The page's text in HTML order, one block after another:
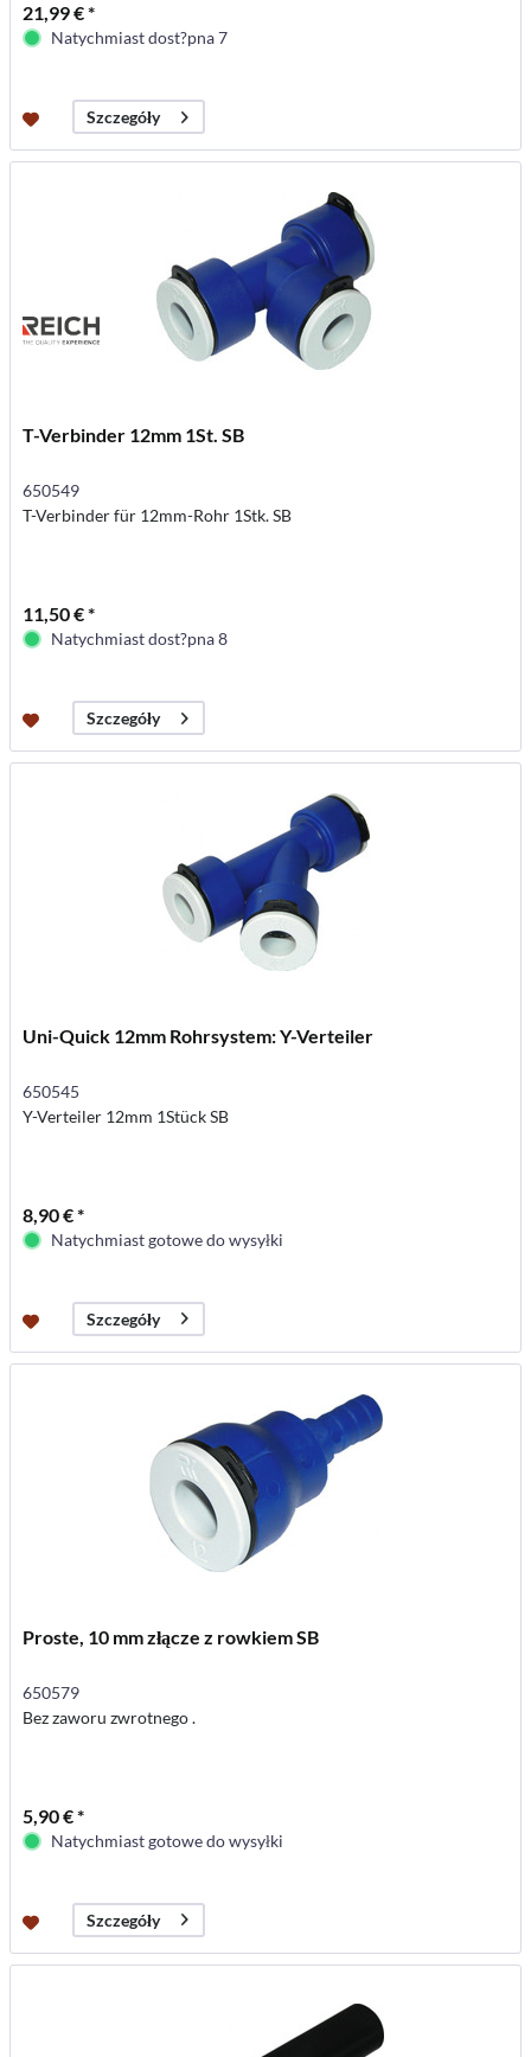
21,99 € *
Natychmiast dost?pna 7
Szczegóły
T-Verbinder 12mm 1St. SB
650549
T-Verbinder für 12mm-Rohr 1Stk. SB
11,50 € *
Natychmiast dost?pna 8
Szczegóły
Uni-Quick 12mm Rohrsystem: Y-Verteiler
650545
Y-Verteiler 12mm 1Stück SB
8,90 € *
Natychmiast gotowe do wysyłki
Szczegóły
Proste, 10 mm złącze z rowkiem SB
650579
Bez zaworu zwrotnego .
5,90 € *
Natychmiast gotowe do wysyłki
Szczegóły